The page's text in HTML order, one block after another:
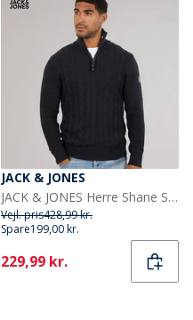
JACK & JONES
JACK & JONES Herre Shane Strikket Trøje Blå Blazer
Vejl. pris428,99 kr.
Spare199,00 kr.
Current
229,99 kr.